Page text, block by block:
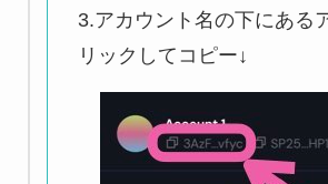
3.アカウント名の下にある
リックしてコピー↓